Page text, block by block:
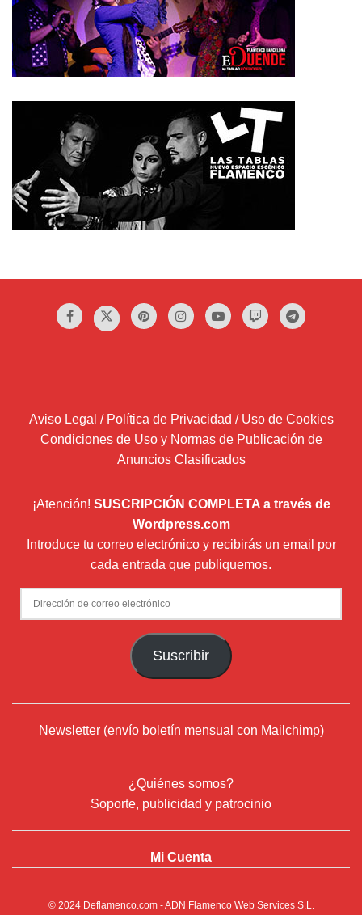
Aviso Legal / Política de Privacidad / Uso de Cookies
Condiciones de Uso y Normas de Publicación de
Anuncios Clasificados
¡Atención! SUSCRIPCIÓN COMPLETA a través de
Wordpress.com
Introduce tu correo electrónico y recibirás un email por
cada entrada que publiquemos.
Dirección
de
Suscribir
Newsletter (envío boletín mensual con Mailchimp)
¿Quiénes somos?
Soporte, publicidad y patrocinio
Mi Cuenta
© 2024 Deflamenco.com- ADN Flamenco Web Services S.L.